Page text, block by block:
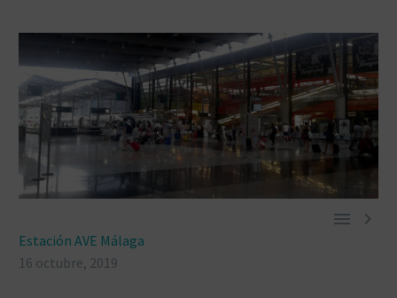
 
Estación AVE Málaga
16 octubre, 2019